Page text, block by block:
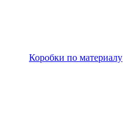
Коробки по материалу